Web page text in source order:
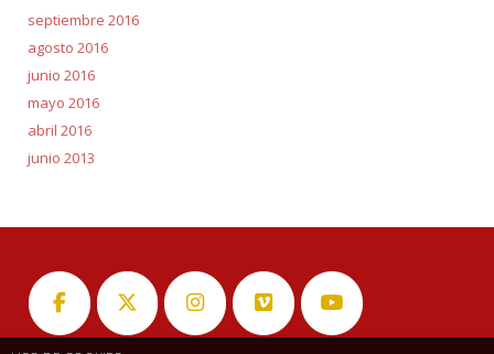
septiembre 2016
agosto 2016
junio 2016
mayo 2016
abril 2016
junio 2013